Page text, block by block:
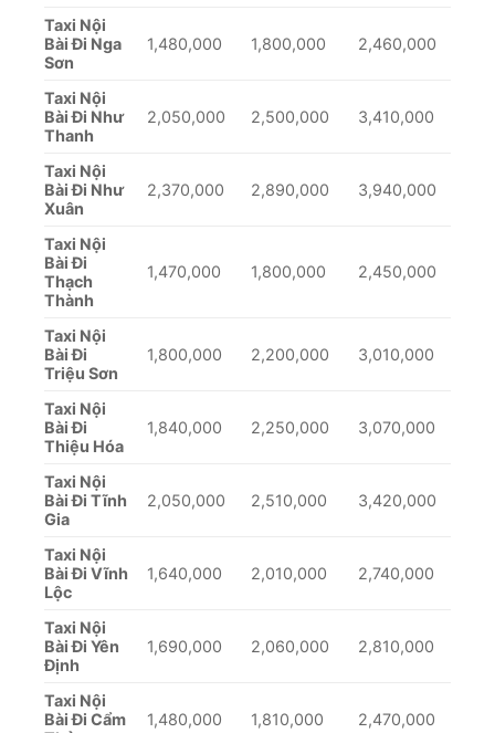
Taxi Nội
Bài Đi Nga
Sơn
1,480,000 1,800,000 2,460,000
Taxi Nội
Bài Đi Như
Thanh
2,050,000 2,500,000 3,410,000
Taxi Nội
Bài Đi Như
Xuân
2,370,000 2,890,000 3,940,000
Taxi Nội
Bài Đi
Thạch
Thành
1,470,000 1,800,000 2,450,000
Taxi Nội
Bài Đi
Triệu Sơn
1,800,000 2,200,000 3,010,000
Taxi Nội
Bài Đi
Thiệu Hóa
1,840,000 2,250,000 3,070,000
Taxi Nội
Bài Đi Tĩnh
Gia
2,050,000 2,510,000 3,420,000
Taxi Nội
Bài Đi Vĩnh
Lộc
1,640,000 2,010,000 2,740,000
Taxi Nội
Bài Đi Yên
Định
1,690,000 2,060,000 2,810,000
Taxi Nội
Bài Đi Cẩm
1,480,000 1,810,000 2,470,000